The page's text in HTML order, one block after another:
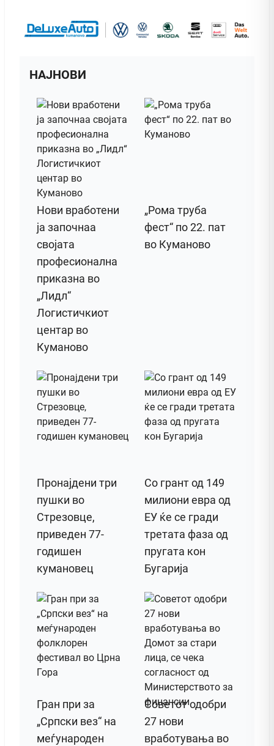
НАЈНОВИ
Нови вработени
ја започнаа
својата
професионална
приказна во
„Лидл“
Логистичкиот
центар во
Куманово
„Рома труба
фест“ по 22. пат
во Куманово
Пронајдени три
пушки во
Стрезовце,
приведен 77-
годишен
кумановец
Со грант од 149
милиони евра од
ЕУ ќе се гради
третата фаза од
пругата кон
Бугарија
Гран при за
„Српски вез“ на
меѓународен
Советот одобри
27 нови
вработувања во